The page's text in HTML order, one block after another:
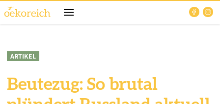
ARTIKEL
Beutezug: So brutal